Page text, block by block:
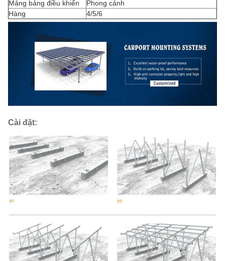
Mảng bảng điều khiển
Phong cảnh
Hàng
4/5/6
Cài đặt: